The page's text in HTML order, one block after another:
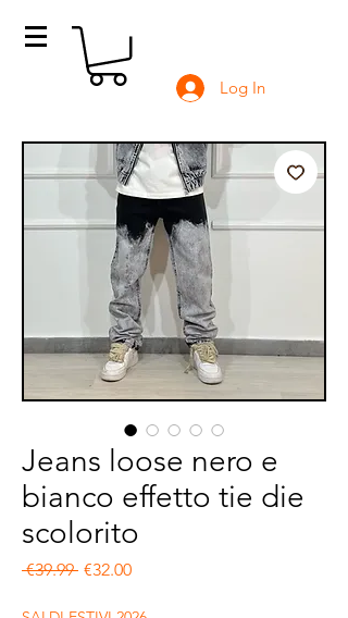
Log In
Jeans loose nero e
bianco effetto tie die
scolorito
€39.99 Regular Price
€32.00Sale Price